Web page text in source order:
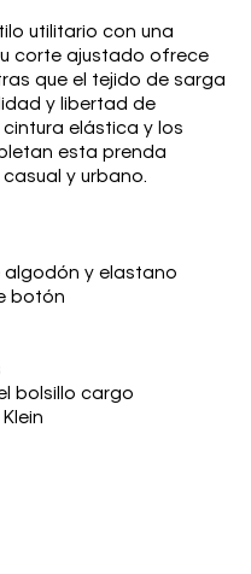
utilitario con una
corte ajustado ofrece
que el tejido de sarga
y libertad de
elástica y los
esta prenda
y urbano.
algodón y elastano
botón
bolsillo cargo